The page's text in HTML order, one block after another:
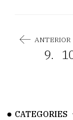
ANTERIOR
9.
CATEGORIES